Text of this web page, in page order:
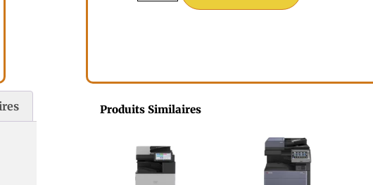
Produits Similaires